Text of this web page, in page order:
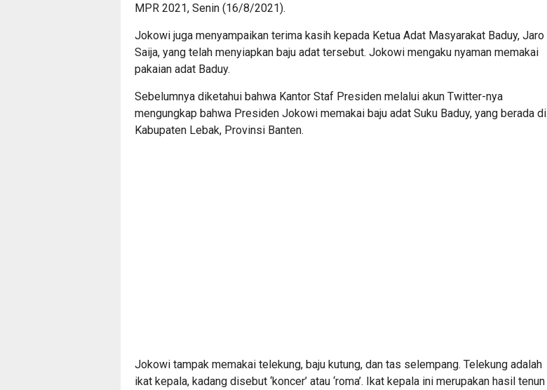
MPR 2021, Senin (16/8/2021).
Jokowi juga menyampaikan terima kasih kepada Ketua Adat Masyarakat Baduy, Jaro
Saija, yang telah menyiapkan baju adat tersebut. Jokowi mengaku nyaman memakai
pakaian adat Baduy.
Sebelumnya diketahui bahwa Kantor Staf Presiden melalui akun Twitter-nya
mengungkap bahwa Presiden Jokowi memakai baju adat Suku Baduy, yang berada di
Kabupaten Lebak, Provinsi Banten.
Jokowi tampak memakai telekung, baju kutung, dan tas selempang. Telekung adalah
ikat kepala, kadang disebut ‘koncer’ atau ‘roma’. Ikat kepala ini merupakan hasil tenun